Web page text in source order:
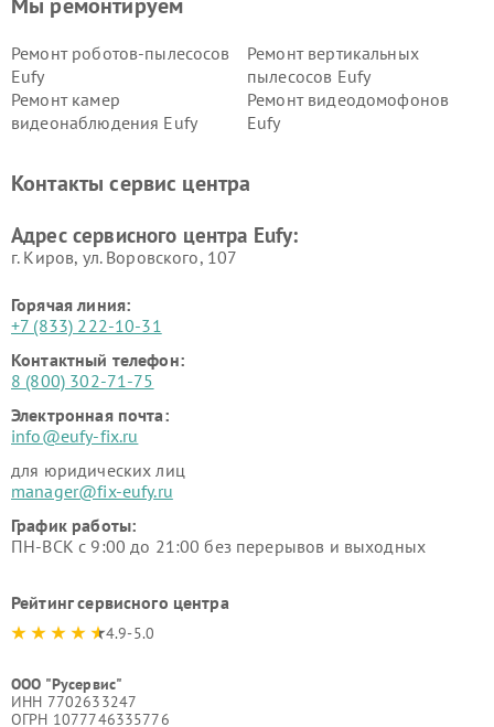
Ремонт роботов-пылесосов
Eufy
Ремонт вертикальных
пылесосов Eufy
Ремонт камер
видеонаблюдения Eufy
Ремонт видеодомофонов
Eufy
Контакты сервис центра
Адрес сервисного центра Eufy:
г. Киров, ул. Воровского, 107
Горячая линия:
+7 (833) 222-10-31
Контактный телефон:
8 (800) 302-71-75
Электронная почта:
info@eufy-fix.ru
для юридических лиц
manager@fix-eufy.ru
График работы:
ПН-ВСК с 9:00 до 21:00 без перерывов и выходных
Рейтинг сервисного центра
4.9-5.0
ООО "Русервис"
ИНН 7702633247
ОГРН 1077746335776